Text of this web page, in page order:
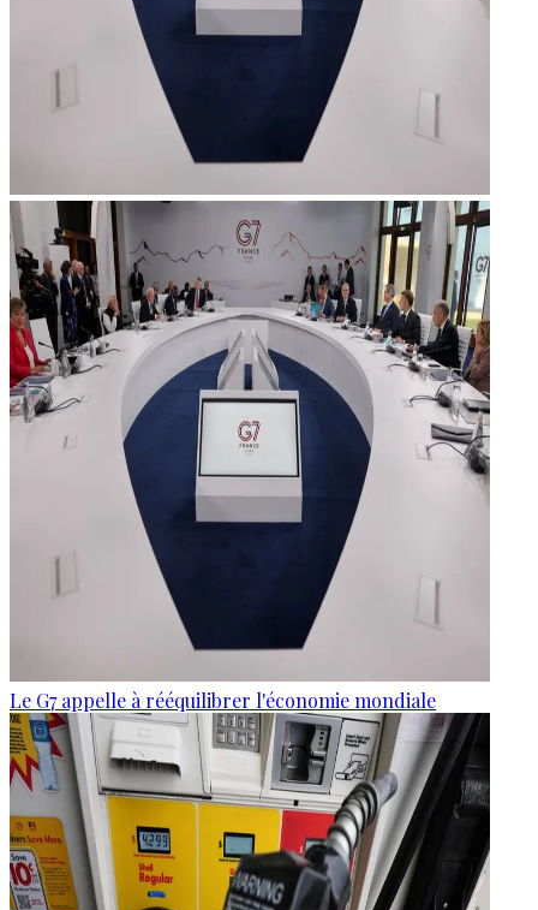
Le G7 appelle à rééquilibrer l'économie mondiale